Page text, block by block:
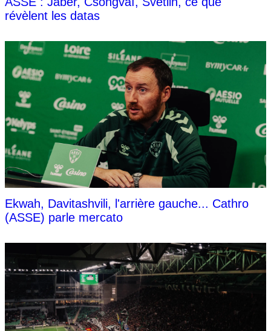
révèlent les datas
Ekwah, Davitashvili, l'arrière gauche... Cathro
(ASSE) parle mercato